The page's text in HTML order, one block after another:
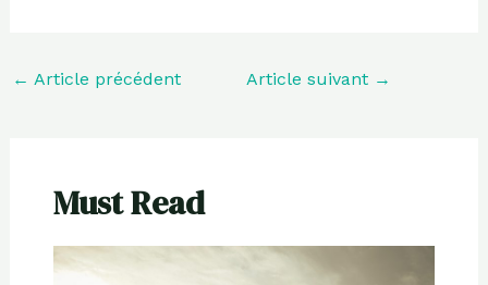
← Article précédent Article suivant →
Must Read